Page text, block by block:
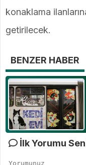
konaklama
getirilecek.
BENZER HABER
İlk Yorumu